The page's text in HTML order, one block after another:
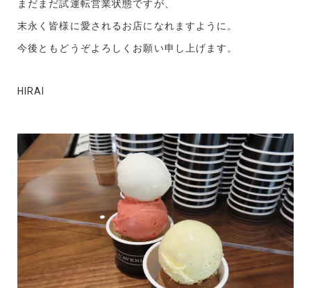
まだまだ試運転営業状態ですが、
末永く皆様に愛されるお店になれますように。
今後ともどうぞよろしくお願い申し上げます。
HIRAI